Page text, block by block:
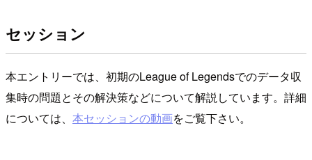
セッション
本エントリーでは、初期のLeague of Legendsでのデータ収
集時の問題とその解決策などについて解説しています。詳細
については、 本セッションの動画をご覧下さい。